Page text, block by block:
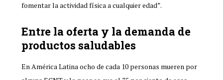
fomentar la actividad física a cualquier edad”.
Entre la oferta y la demanda de
productos saludables
En América Latina ocho de cada 10 personas mueren por